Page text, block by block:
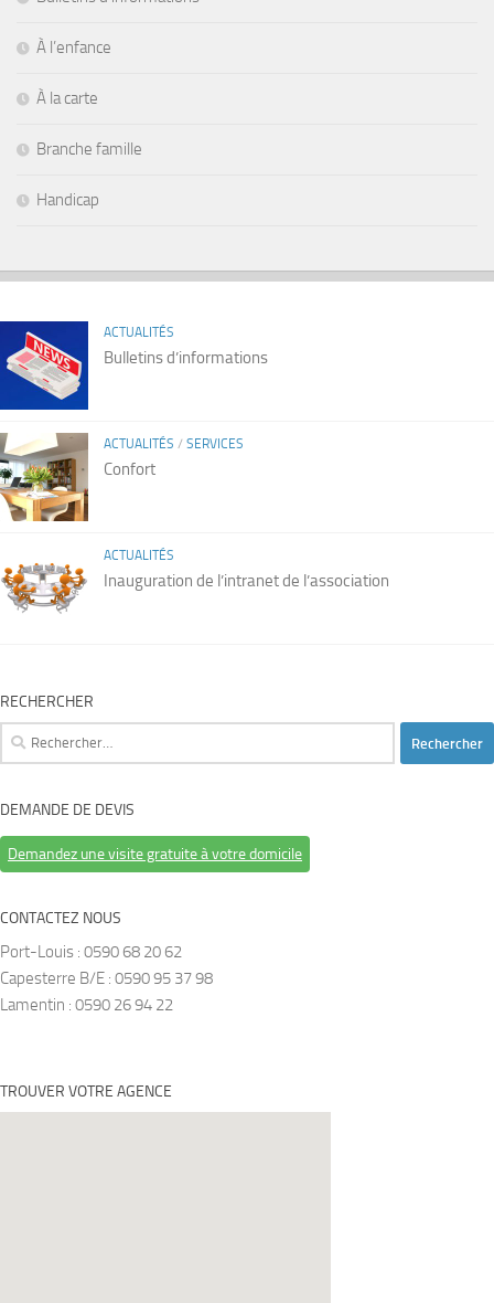
À l’enfance
À la carte
Branche famille
Handicap
ACTUALITÉS
Bulletins d’informations
ACTUALITÉS / SERVICES
Confort
ACTUALITÉS
Inauguration de l’intranet de l’association
RECHERCHER
Rechercher :
DEMANDE DE DEVIS
Demandez une visite gratuite à votre domicile
CONTACTEZ NOUS
Port-Louis : 0590 68 20 62
Capesterre B/E : 0590 95 37 98
Lamentin : 0590 26 94 22
TROUVER VOTRE AGENCE